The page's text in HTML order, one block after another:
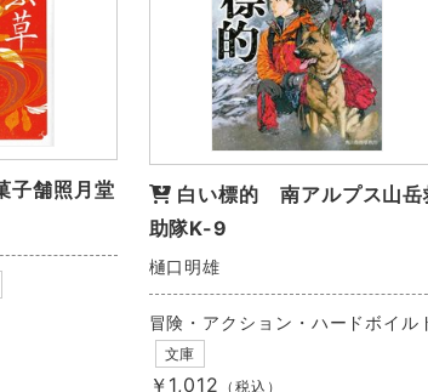
子舗照月堂
白い標的 南アルプス山岳
助隊K-9
樋口明雄
冒険・アクション・ハードボイル
文庫
￥1,012 （税込）